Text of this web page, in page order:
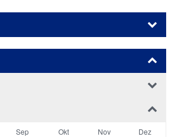
Sep Okt Nov Dez